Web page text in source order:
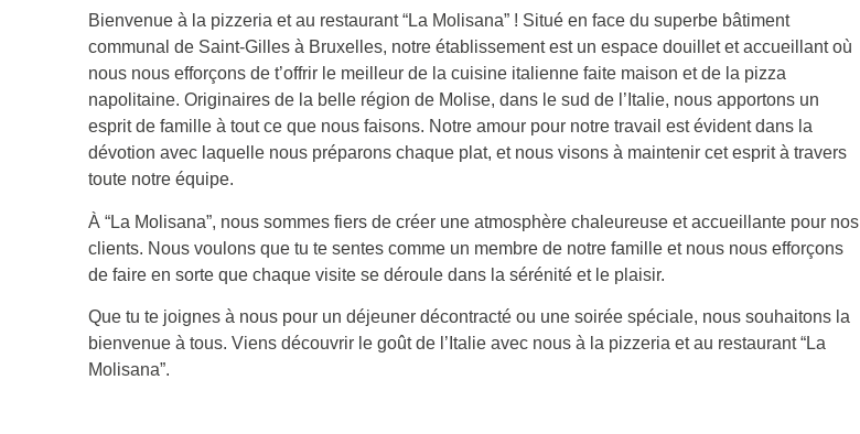
Bienvenue à la pizzeria et au restaurant “La Molisana” ! Situé en face du superbe bâtiment
communal de Saint-Gilles à Bruxelles, notre établissement est un espace douillet et accueillant où
nous nous efforçons de t’offrir le meilleur de la cuisine italienne faite maison et de la pizza
napolitaine. Originaires de la belle région de Molise, dans le sud de l’Italie, nous apportons un
esprit de famille à tout ce que nous faisons. Notre amour pour notre travail est évident dans la
dévotion avec laquelle nous préparons chaque plat, et nous visons à maintenir cet esprit à travers
toute notre équipe.
À “La Molisana”, nous sommes fiers de créer une atmosphère chaleureuse et accueillante pour nos
clients. Nous voulons que tu te sentes comme un membre de notre famille et nous nous efforçons
de faire en sorte que chaque visite se déroule dans la sérénité et le plaisir.
Que tu te joignes à nous pour un déjeuner décontracté ou une soirée spéciale, nous souhaitons la
bienvenue à tous. Viens découvrir le goût de l’Italie avec nous à la pizzeria et au restaurant “La
Molisana”.